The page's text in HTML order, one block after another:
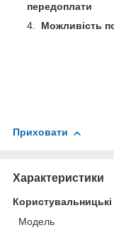
передоплати
Можливість
Приховати
Характеристики
Мoдель